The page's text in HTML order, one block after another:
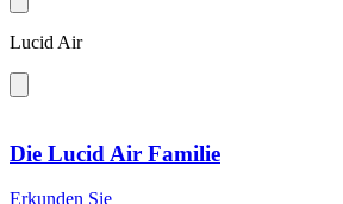
Lucid Air
Die Lucid Air Familie
Erkunden Sie